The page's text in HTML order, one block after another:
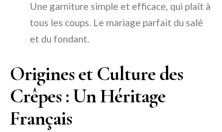
Une garniture simple et efficace, qui plaît à
tous les coups. Le mariage parfait du salé
et du fondant.
Origines et Culture des
Crêpes : Un Héritage
Français